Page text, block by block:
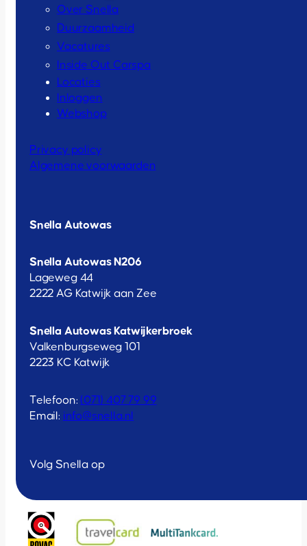
Over Snella
Duurzaamheid
Vacatures
Inside Out Carspa
Locaties
Inloggen
Webshop
Privacy policy
Algemene voorwaarden
Snella Autowas
Snella Autowas N206
Lageweg 44
2222 AG Katwijk aan Zee
Snella Autowas Katwijkerbroek
Valkenburgseweg 101
2223 KC Katwijk
Telefoon:(071) 407 79 99
Email: info@snella.nl
Volg Snella op